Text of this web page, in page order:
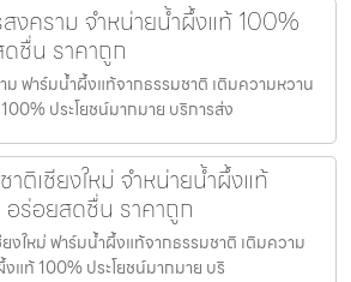
งคราม จำหน่ายน้ำผึ้งแท้ 100%
ชื่น ราคาถูก
ฟาร์มน้ำผึ้งแท้จากธรรมชาติ เติมความหวาน
ประโยชน์มากมาย บริการส่ง
ติเชียงใหม่ จำหน่ายน้ำผึ้งแท้
ร่อยสดชื่น ราคาถูก
งใหม่ ฟาร์มน้ำผึ้งแท้จากธรรมชาติ เติมความ
แท้ 100% ประโยชน์มากมาย บริ